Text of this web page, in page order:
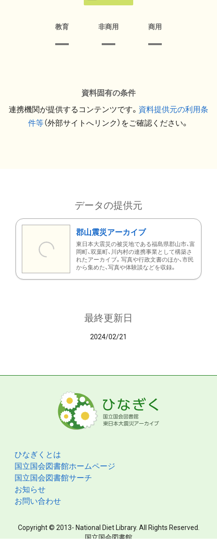
教育 非商用 商用
資料固有の条件
連携機関が提供するコンテンツです。 資料提供元の利用条
件等（外部サイトへリンク）をご確認ください。
データの提供元
郡山震災アーカイブ
東日本大震災の被災地である福島県郡山市、富
岡町、双葉町、川内村の連携事業として構築さ
れたアーカイブ。写真や行政文書のほか、市民
から集めた、写真や体験談などを収録。
最終更新日
2024/02/21
ひなぎくとは
国立国会図書館ホームページ
国立国会図書館サーチ
お知らせ
お問い合わせ
Copyright © 2013- National Diet Library. All Rights Reserved.